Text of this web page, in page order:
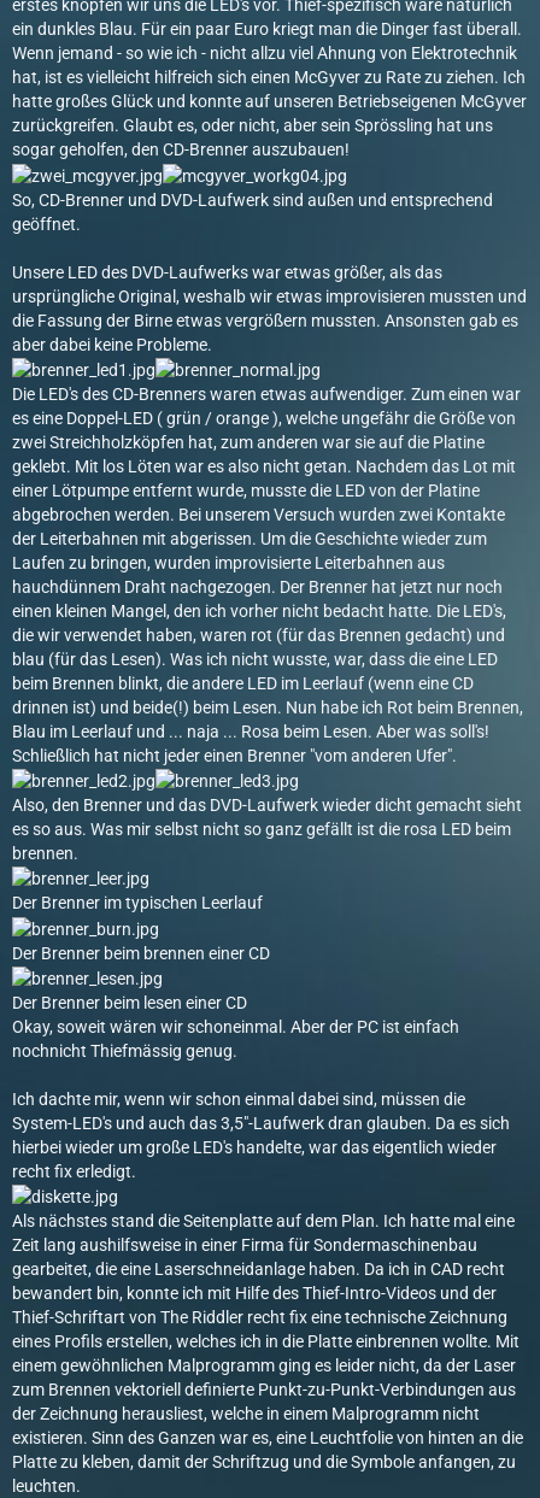
erstes knöpfen wir uns die LED's vor. Thief-spezifisch wäre natürlich
ein dunkles Blau. Für ein paar Euro kriegt man die Dinger fast überall.
Wenn jemand - so wie ich - nicht allzu viel Ahnung von Elektrotechnik
hat, ist es vielleicht hilfreich sich einen McGyver zu Rate zu ziehen. Ich
hatte großes Glück und konnte auf unseren Betriebseigenen McGyver
zurückgreifen. Glaubt es, oder nicht, aber sein Sprössling hat uns
sogar geholfen, den CD-Brenner auszubauen!
So, CD-Brenner und DVD-Laufwerk sind außen und entsprechend
geöffnet.
Unsere LED des DVD-Laufwerks war etwas größer, als das
ursprüngliche Original, weshalb wir etwas improvisieren mussten und
die Fassung der Birne etwas vergrößern mussten. Ansonsten gab es
aber dabei keine Probleme.
Die LED's des CD-Brenners waren etwas aufwendiger. Zum einen war
es eine Doppel-LED ( grün / orange ), welche ungefähr die Größe von
zwei Streichholzköpfen hat, zum anderen war sie auf die Platine
geklebt. Mit los Löten war es also nicht getan. Nachdem das Lot mit
einer Lötpumpe entfernt wurde, musste die LED von der Platine
abgebrochen werden. Bei unserem Versuch wurden zwei Kontakte
der Leiterbahnen mit abgerissen. Um die Geschichte wieder zum
Laufen zu bringen, wurden improvisierte Leiterbahnen aus
hauchdünnem Draht nachgezogen. Der Brenner hat jetzt nur noch
einen kleinen Mangel, den ich vorher nicht bedacht hatte. Die LED's,
die wir verwendet haben, waren rot (für das Brennen gedacht) und
blau (für das Lesen). Was ich nicht wusste, war, dass die eine LED
beim Brennen blinkt, die andere LED im Leerlauf (wenn eine CD
drinnen ist) und beide(!) beim Lesen. Nun habe ich Rot beim Brennen,
Blau im Leerlauf und ... naja ... Rosa beim Lesen. Aber was soll's!
Schließlich hat nicht jeder einen Brenner "vom anderen Ufer".
Also, den Brenner und das DVD-Laufwerk wieder dicht gemacht sieht
es so aus. Was mir selbst nicht so ganz gefällt ist die rosa LED beim
brennen.
Der Brenner im typischen Leerlauf
Der Brenner beim brennen einer CD
Der Brenner beim lesen einer CD
Okay, soweit wären wir schoneinmal. Aber der PC ist einfach
nochnicht Thiefmässig genug.
Ich dachte mir, wenn wir schon einmal dabei sind, müssen die
System-LED's und auch das 3,5"-Laufwerk dran glauben. Da es sich
hierbei wieder um große LED's handelte, war das eigentlich wieder
recht fix erledigt.
Als nächstes stand die Seitenplatte auf dem Plan. Ich hatte mal eine
Zeit lang aushilfsweise in einer Firma für Sondermaschinenbau
gearbeitet, die eine Laserschneidanlage haben. Da ich in CAD recht
bewandert bin, konnte ich mit Hilfe des Thief-Intro-Videos und der
Thief-Schriftart von The Riddler recht fix eine technische Zeichnung
eines Profils erstellen, welches ich in die Platte einbrennen wollte. Mit
einem gewöhnlichen Malprogramm ging es leider nicht, da der Laser
zum Brennen vektoriell definierte Punkt-zu-Punkt-Verbindungen aus
der Zeichnung herausliest, welche in einem Malprogramm nicht
existieren. Sinn des Ganzen war es, eine Leuchtfolie von hinten an die
Platte zu kleben, damit der Schriftzug und die Symbole anfangen, zu
leuchten.